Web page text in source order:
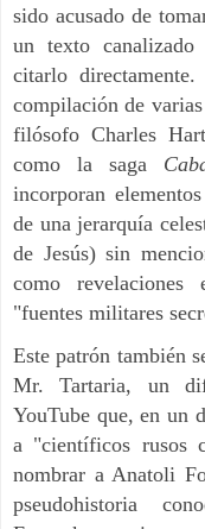
sido acusado de
un texto
citarlo
compilación de
filósofo Charles
como la saga
incorporan
de una jerarquía
de Jesús) sin
como revelaciones
"fuentes militares
Este patrón también
Mr. Tartaria, un
YouTube que, en un
a "científicos rusos
nombrar a Anatoli
pseudohistoria